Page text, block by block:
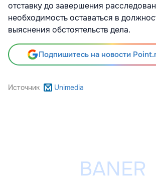
отставку до завершения
необходимость оставаться в
выяснения обстоятельств дела.
Подпишитесь на новости
Источник Unimedia